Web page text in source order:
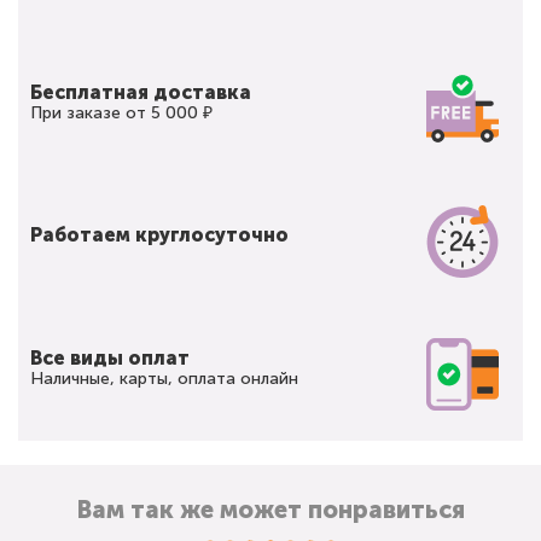
Бесплатная доставка
При заказе от 5 000 ₽
Работаем круглосуточно
Все виды оплат
Наличные, карты, оплата онлайн
Вам так же может понравиться